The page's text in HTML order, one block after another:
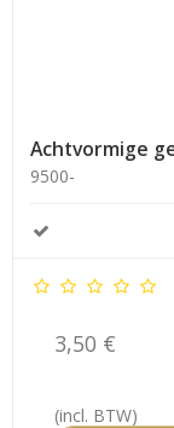
Achtvormige
9500-
3,50 €
(incl. BTW)